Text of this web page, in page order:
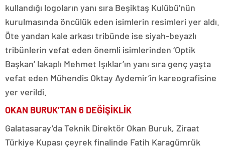
kullandığı logoların yanı sıra Beşiktaş Kulübü’nün
kurulmasında öncülük eden isimlerin resimleri yer aldı.
Öte yandan kale arkası tribünde ise siyah-beyazlı
tribünlerin vefat eden önemli isimlerinden ‘Optik
Başkan’ lakaplı Mehmet Işıklar’ın yanı sıra genç yaşta
vefat eden Mühendis Oktay Aydemir’in kareografisine
yer verildi.
OKAN BURUK’TAN 6 DEĞİŞİKLİK
Galatasaray’da Teknik Direktör Okan Buruk, Ziraat
Türkiye Kupası çeyrek finalinde Fatih Karagümrük